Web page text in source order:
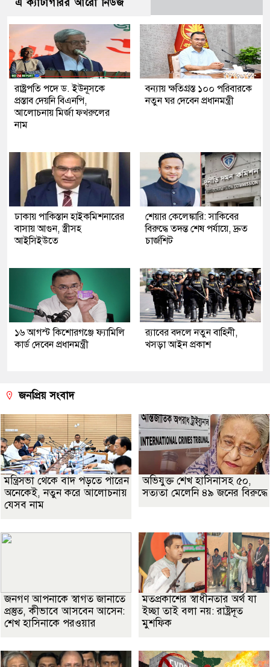
এ ক্যাটাগরির আরো নিউজ
রাষ্ট্রপতি পদে ড. ইউনূসকে
প্রস্তাব দেয়নি বিএনপি,
আলোচনায় মির্জা ফখরুলের
নাম
বন্যায় ক্ষতিগ্রস্ত ১০০ পরিবারকে
নতুন ঘর দেবেন প্রধানমন্ত্রী
ঢাকায় পাকিস্তান হাইকমিশনারের
বাসায় আগুন, স্ত্রীসহ
আইসিইউতে
শেয়ার কেলেঙ্কারি: সাকিবের
বিরুদ্ধে তদন্ত শেষ পর্যায়ে, দ্রুত
চার্জশিট
১৬ আগস্ট কিশোরগঞ্জে ফ্যামিলি
কার্ড দেবেন প্রধানমন্ত্রী
র‍্যাবের বদলে নতুন বাহিনী,
খসড়া আইন প্রকাশ
জনপ্রিয় সংবাদ
মন্ত্রিসভা থেকে বাদ পড়তে পারেন
অনেকেই, নতুন করে আলোচনায়
যেসব নাম
অভিযুক্ত শেখ হাসিনাসহ ৫০,
সত্যতা মেলেনি ৪৯ জনের বিরুদ্ধে
জনগণ আপনাকে স্বাগত জানাতে
প্রস্তুত, কীভাবে আসবেন আসেন:
শেখ হাসিনাকে পরওয়ার
মতপ্রকাশের স্বাধীনতার অর্থ যা
ইচ্ছা তাই বলা নয়: রাষ্ট্রদূত
মুশফিক